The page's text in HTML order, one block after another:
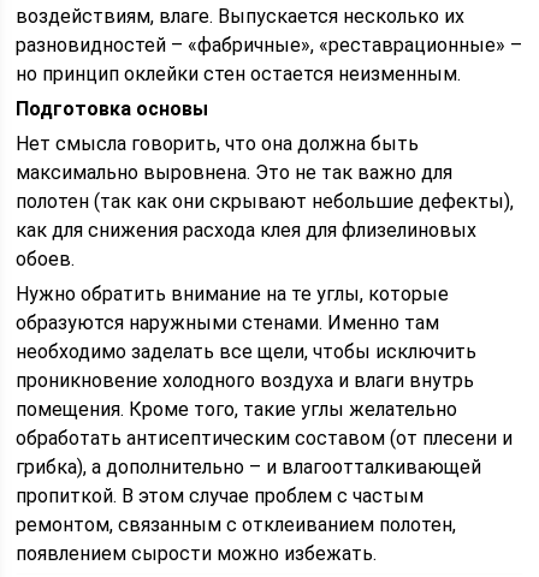
воздействиям, влаге. Выпускается несколько их
разновидностей – «фабричные», «реставрационные» –
но принцип оклейки стен остается неизменным.
Подготовка основы
Нет смысла говорить, что она должна быть
максимально выровнена. Это не так важно для
полотен (так как они скрывают небольшие дефекты),
как для снижения расхода клея для флизелиновых
обоев.
Нужно обратить внимание на те углы, которые
образуются наружными стенами. Именно там
необходимо заделать все щели, чтобы исключить
проникновение холодного воздуха и влаги внутрь
помещения. Кроме того, такие углы желательно
обработать антисептическим составом (от плесени и
грибка), а дополнительно – и влагоотталкивающей
пропиткой. В этом случае проблем с частым
ремонтом, связанным с отклеиванием полотен,
появлением сырости можно избежать.